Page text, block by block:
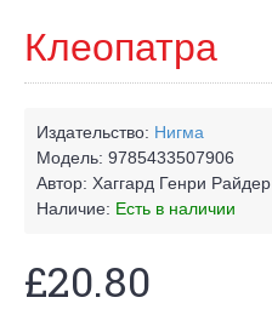
Клеопатра
Издательство: Нигма
Модель: 9785433507906
Автор: Хаггард Генри Райдер
Наличие: Есть в наличии
£20.80